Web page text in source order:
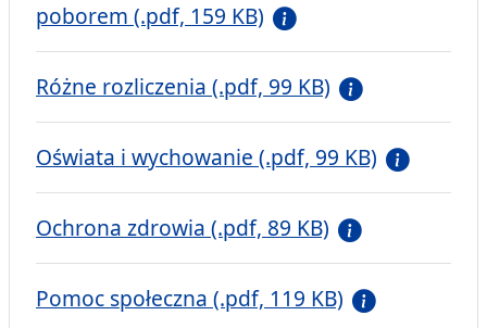
poborem (.pdf, 159 KB)
Różne rozliczenia (.pdf, 99 KB)
Oświata i wychowanie (.pdf, 99 KB)
Ochrona zdrowia (.pdf, 89 KB)
Pomoc społeczna (.pdf, 119 KB)